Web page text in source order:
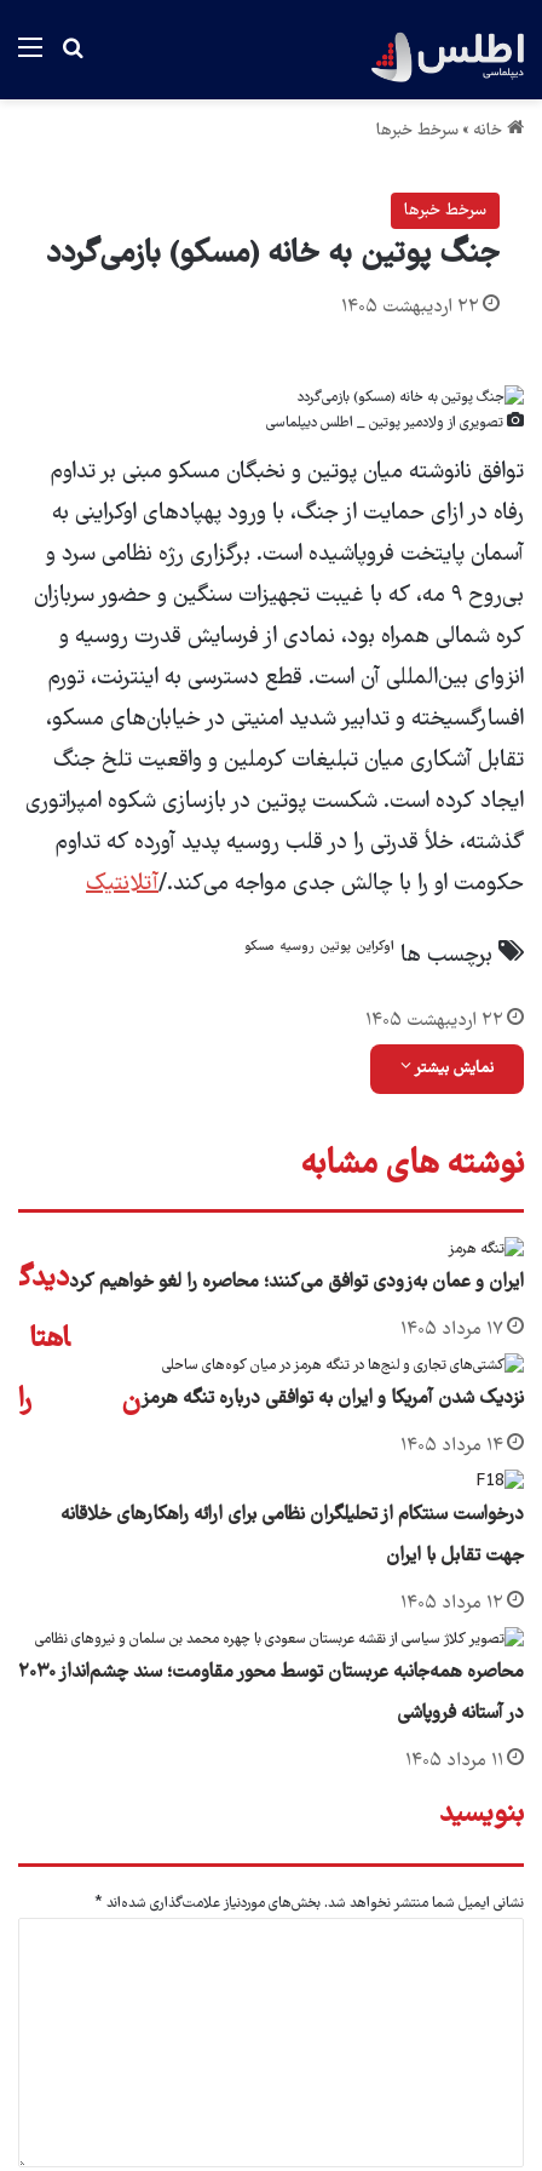
جستجو
خانه » سرخط خبرها
سرخط خبرها
جنگ پوتین به خانه (مسکو) بازمی‌گردد
۲۲ اردیبهشت ۱۴۰۵
تصویری از ولادمیر پوتین _ اطلس دیپلماسی
توافق نانوشته میان پوتین و نخبگان مسکو مبنی بر تداوم
رفاه در ازای حمایت از جنگ، با ورود پهپادهای اوکراینی به
آسمان پایتخت فروپاشیده است. برگزاری رژه نظامی سرد و
بی‌روح ۹ مه، که با غیبت تجهیزات سنگین و حضور سربازان
کره شمالی همراه بود، نمادی از فرسایش قدرت روسیه و
انزوای بین‌المللی آن است. قطع دسترسی به اینترنت، تورم
افسارگسیخته و تدابیر شدید امنیتی در خیابان‌های مسکو،
تقابل آشکاری میان تبلیغات کرملین و واقعیت تلخ جنگ
ایجاد کرده است. شکست پوتین در بازسازی شکوه امپراتوری
گذشته، خلأ قدرتی را در قلب روسیه پدید آورده که تداوم
حکومت او را با چالش جدی مواجه می‌کند./آتلانتیک
برچسب ها اوکراین پوتین روسیه مسکو
۲۲ اردیبهشت ۱۴۰۵
نمایش بیشتر
نوشته های مشابه
ایران و عمان به‌زودی توافق می‌کنند؛ محاصره را لغو خواهیم کرد
۱۷ مرداد ۱۴۰۵
نزدیک شدن آمریکا و ایران به توافقی درباره تنگه هرمز
۱۴ مرداد ۱۴۰۵
درخواست سنتکام از تحلیلگران نظامی برای ارائه راهکارهای خلاقانه
جهت تقابل با ایران
۱۲ مرداد ۱۴۰۵
محاصره همه‌جانبه عربستان توسط محور مقاومت؛ سند چشم‌انداز ۲۰۳۰
در آستانه فروپاشی
۱۱ مرداد ۱۴۰۵
دیدگ
اهتا
ن را
بنویسید
نشانی ایمیل شما منتشر نخواهد شد.بخش‌های موردنیاز علامت‌گذاری شده‌اند *